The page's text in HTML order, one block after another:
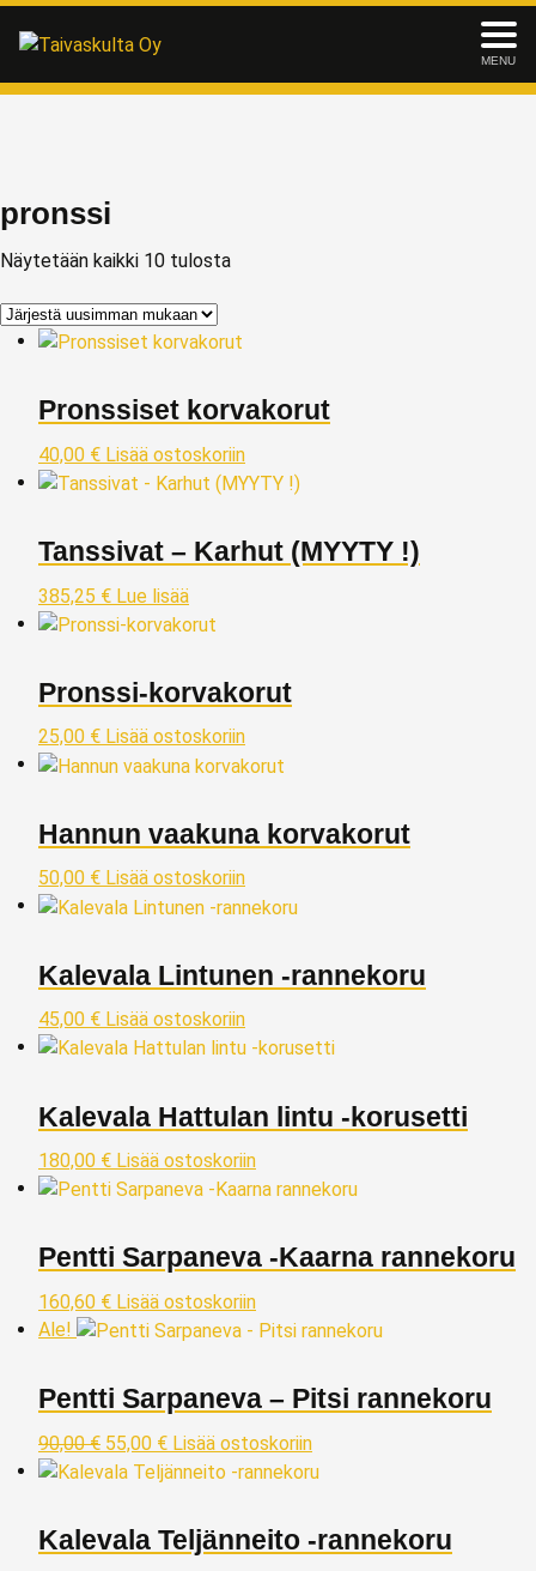
MENU
pronssi
Näytetään kaikki 10 tulosta
Pronssiset korvakorut
40,00 € Lisää ostoskoriin
Tanssivat – Karhut (MYYTY !)
385,25 € Lue lisää
Pronssi-korvakorut
25,00 € Lisää ostoskoriin
Hannun vaakuna korvakorut
50,00 € Lisää ostoskoriin
Kalevala Lintunen -rannekoru
45,00 € Lisää ostoskoriin
Kalevala Hattulan lintu -korusetti
180,00 € Lisää ostoskoriin
Pentti Sarpaneva -Kaarna rannekoru
160,60 € Lisää ostoskoriin
Ale!
Pentti Sarpaneva – Pitsi rannekoru
90,00€ 55,00 € Lisää ostoskoriin
Kalevala Teljänneito -rannekoru